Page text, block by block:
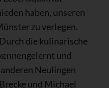
haben, unseren
zu verlegen.
die kulinarische
und
Neulingen
und Michael